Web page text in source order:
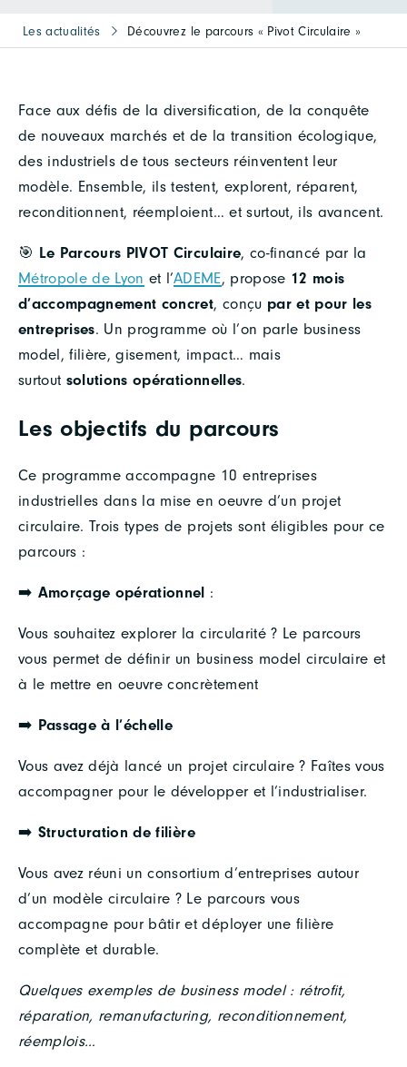
Les actualités Découvrez le parcours « Pivot Circulaire »
Face aux défis de la diversification, de la conquête
de nouveaux marchés et de la transition écologique,
des industriels de tous secteurs réinventent leur
modèle. Ensemble, ils testent, explorent, réparent,
reconditionnent, réemploient… et surtout, ils avancent.
🎯 Le Parcours PIVOT Circulaire, co-financé par la
Métropole de Lyon et l’ADEME, propose 12 mois
d’accompagnement concret, conçu par et pour les
entreprises. Un programme où l’on parle business
model, filière, gisement, impact… mais
surtout solutions opérationnelles.
Les objectifs du parcours
Ce programme accompagne 10 entreprises
industrielles dans la mise en oeuvre d’un projet
circulaire. Trois types de projets sont éligibles pour ce
parcours :
➡️ Amorçage opérationnel :
Vous souhaitez explorer la circularité ? Le parcours
vous permet de définir un business model circulaire et
à le mettre en oeuvre concrètement
➡️ Passage à l’échelle
Vous avez déjà lancé un projet circulaire ? Faîtes vous
accompagner pour le développer et l’industrialiser.
➡️ Structuration de filière
Vous avez réuni un consortium d’entreprises autour
d’un modèle circulaire ? Le parcours vous
accompagne pour bâtir et déployer une filière
complète et durable.
Quelques exemples de business model : rétrofit,
réparation, remanufacturing, reconditionnement,
réemplois…